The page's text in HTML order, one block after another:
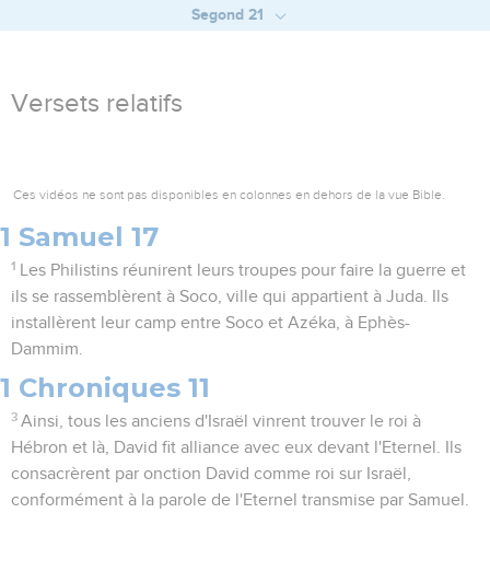
Segond 21
Versets relatifs
Ces vidéos ne sont pas disponibles en colonnes en dehors de la vue Bible.
1 Samuel 17
1
Les Philistins réunirent leurs troupes pour faire la guerre et
ils se rassemblèrent à Soco, ville qui appartient à Juda. Ils
installèrent leur camp entre Soco et Azéka, à Ephès-
Dammim.
1 Chroniques 11
3 Ainsi, tous les anciens d'Israël vinrent trouver le roi à
Hébron et là, David fit alliance avec eux devant l'Eternel. Ils
consacrèrent par onction David comme roi sur Israël,
conformément à la parole de l'Eternel transmise par Samuel.